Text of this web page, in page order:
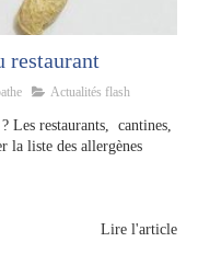
restaurant
Actualités flash
Les restaurants, cantines,
la liste des allergènes
Lire l'article